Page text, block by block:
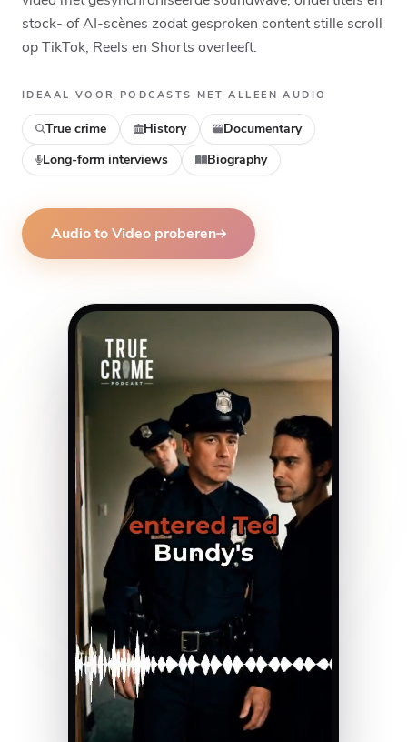
stock- of AI-scènes zodat gesproken content stille scroll
op TikTok, Reels en Shorts overleeft.
IDEAAL VOOR PODCASTS MET ALLEEN AUDIO
True crime History
Documentary
Long-form interviews
Biography
Audio to Video proberen